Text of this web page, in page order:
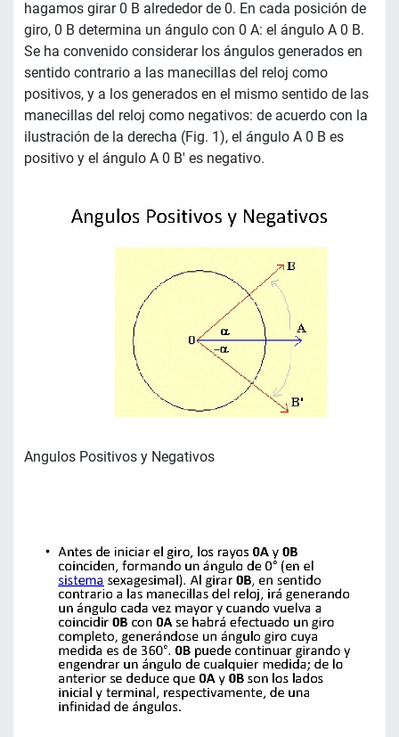
hagamos girar 0 B alrededor de 0. En cada posición de
giro, 0 B determina un ángulo con 0 A: el ángulo A 0 B.
Se ha convenido considerar los ángulos generados en
sentido contrario a las manecillas del reloj como
positivos, y a los generados en el mismo sentido de las
manecillas del reloj como negativos: de acuerdo con la
ilustración de la derecha (Fig. 1), el ángulo A 0 B es
positivo y el ángulo A 0 B' es negativo.
Angulos Positivos y Negativos